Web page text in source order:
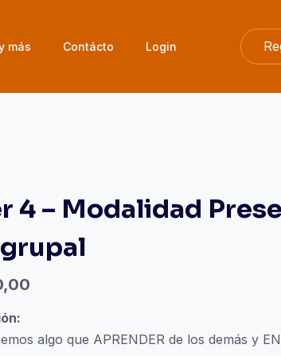
más Contácto Login
4 – Modalidad
algo que APRENDER de los demás y